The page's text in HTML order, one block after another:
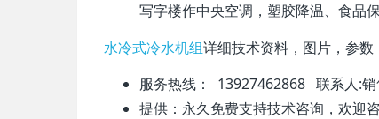
写字楼作中央空调，塑胶降温、食品
水冷式冷水机组详细技术资料，图片，参数
服务热线： 13927462868 联系人:销
提供：永久免费支持技术咨询，欢迎